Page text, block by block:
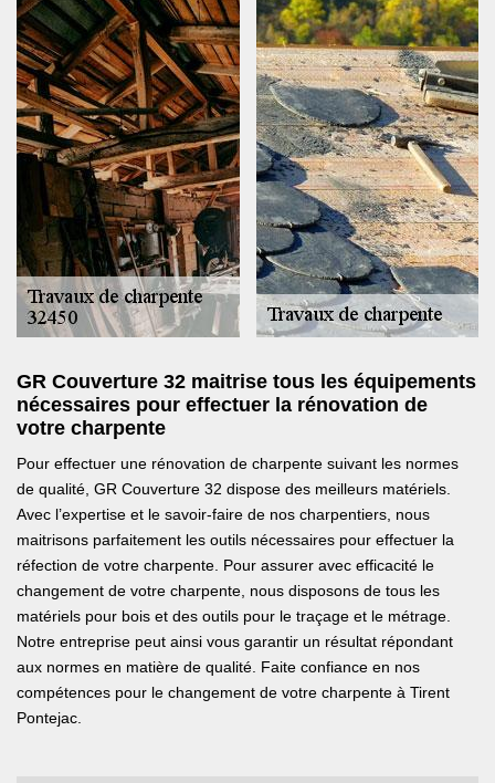
GR Couverture 32 maitrise tous les équipements
nécessaires pour effectuer la rénovation de
votre charpente
Pour effectuer une rénovation de charpente suivant les normes
de qualité, GR Couverture 32 dispose des meilleurs matériels.
Avec l’expertise et le savoir-faire de nos charpentiers, nous
maitrisons parfaitement les outils nécessaires pour effectuer la
réfection de votre charpente. Pour assurer avec efficacité le
changement de votre charpente, nous disposons de tous les
matériels pour bois et des outils pour le traçage et le métrage.
Notre entreprise peut ainsi vous garantir un résultat répondant
aux normes en matière de qualité. Faite confiance en nos
compétences pour le changement de votre charpente à Tirent
Pontejac.